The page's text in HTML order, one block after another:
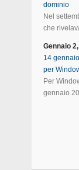
dominio
Nel
che
Gennaio
14
per
Per
gennaio